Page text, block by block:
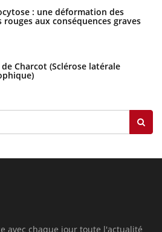
: une déformation des
rouges aux conséquences graves
Charcot (Sclérose latérale
avec chaque jour toute l'actualité